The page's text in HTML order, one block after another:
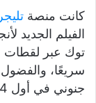
كانت منصة
الفيلم الجديد
توك عبر لقطات
سريعًا،
جنوني في أول 24 ساعة.